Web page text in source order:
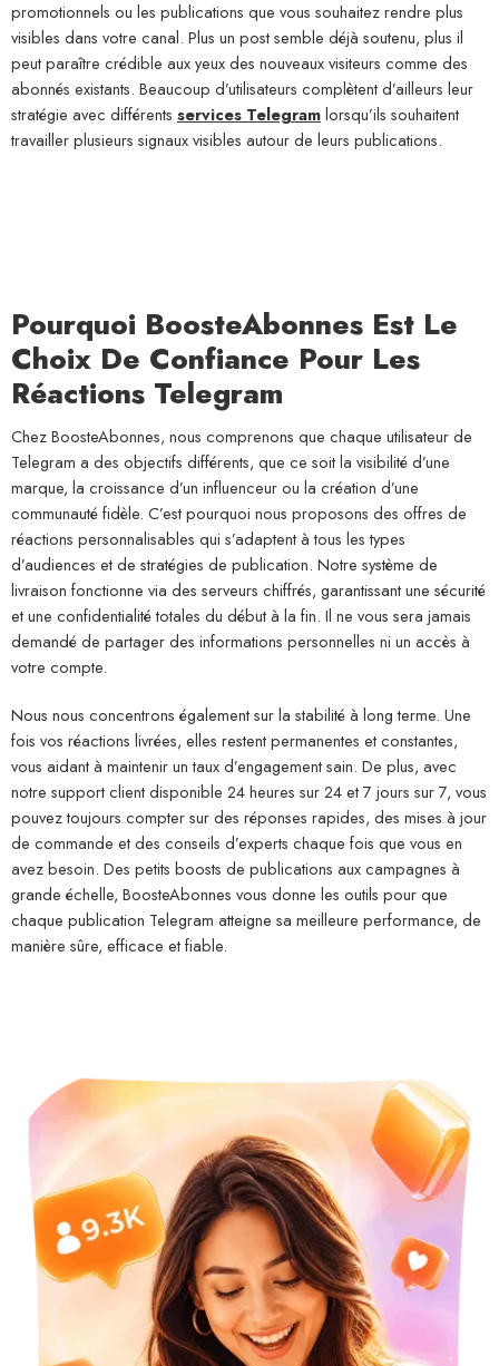
promotionnels ou les publications que vous souhaitez rendre plus
visibles dans votre canal. Plus un post semble déjà soutenu, plus il
peut paraître crédible aux yeux des nouveaux visiteurs comme des
abonnés existants. Beaucoup d’utilisateurs complètent d’ailleurs leur
stratégie avec différents services Telegramlorsqu’ils souhaitent
travailler plusieurs signaux visibles autour de leurs publications.
Pourquoi BoosteAbonnes Est Le
Choix De Confiance Pour Les
Réactions Telegram
Chez BoosteAbonnes, nous comprenons que chaque utilisateur de
Telegram a des objectifs différents, que ce soit la visibilité d’une
marque, la croissance d’un influenceur ou la création d’une
communauté fidèle. C’est pourquoi nous proposons des offres de
réactions personnalisables qui s’adaptent à tous les types
d’audiences et de stratégies de publication. Notre système de
livraison fonctionne via des serveurs chiffrés, garantissant une sécurité
et une confidentialité totales du début à la fin. Il ne vous sera jamais
demandé de partager des informations personnelles ni un accès à
votre compte.
Nous nous concentrons également sur la stabilité à long terme. Une
fois vos réactions livrées, elles restent permanentes et constantes,
vous aidant à maintenir un taux d’engagement sain. De plus, avec
notre support client disponible 24 heures sur 24 et 7 jours sur 7, vous
pouvez toujours compter sur des réponses rapides, des mises à jour
de commande et des conseils d’experts chaque fois que vous en
avez besoin. Des petits boosts de publications aux campagnes à
grande échelle, BoosteAbonnes vous donne les outils pour que
chaque publication Telegram atteigne sa meilleure performance, de
manière sûre, efficace et fiable.